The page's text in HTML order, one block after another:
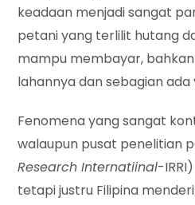
keadaan menjadi sangat
petani yang terlilit hutang
mampu membayar,
lahannya dan sebagian ada
Fenomena yang sangat
walaupun pusat penelitian
Research Internatiinal-
tetapi justru Filipina